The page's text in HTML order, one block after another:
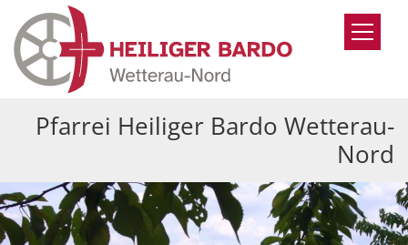
Zum Inhalt springen
Pfarrei Heiliger Bardo Wetterau-
Nord